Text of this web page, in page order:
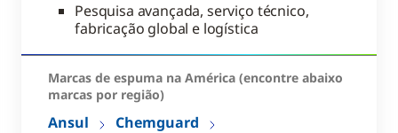
Pesquisa avançada, serviço técnico,
fabricação global e logística
Marcas de espuma na América (encontre abaixo
marcas por região)
Ansul Chemguard